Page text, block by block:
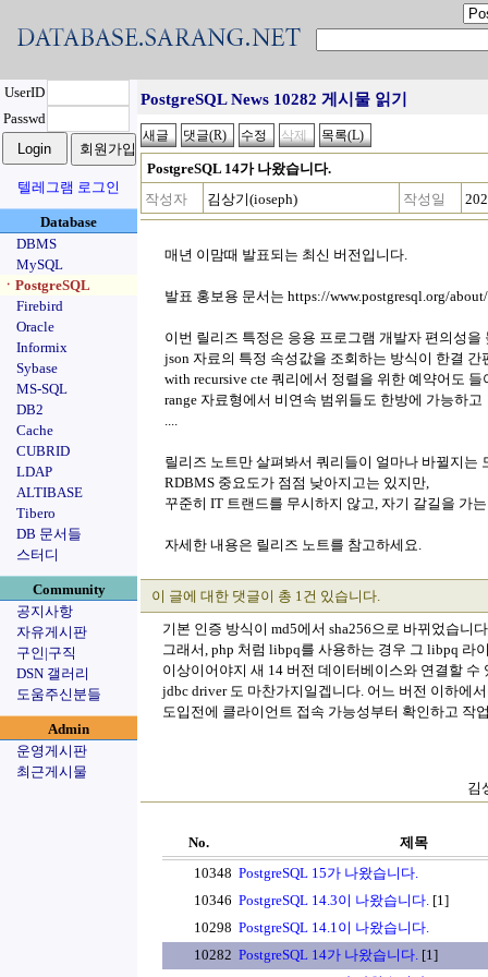
UserID
Passwd
텔레그램 로그인
Database
DBMS
MySQL
ㆍPostgreSQL
Firebird
Oracle
Informix
Sybase
MS-SQL
DB2
Cache
CUBRID
LDAP
ALTIBASE
Tibero
DB 문서들
스터디
Community
공지사항
자유게시판
구인|구직
DSN 갤러리
도움주신분들
Admin
운영게시판
최근게시물
PostgreSQL News 10282 게시물 읽기
PostgreSQL 14가 나왔습니다.
작성자
김상기(ioseph) 작성일
매년 이맘때 발표되는 최신 버전입니다.
발표 홍보용 문서는 https://www.postgresql.org/
이번 릴리즈 특정은 응용 프로그램 개발자 편의성
json 자료의 특정 속성값을 조회하는 방식이 한결
with recursive cte 쿼리에서 정렬을 위한 예약어도
range 자료형에서 비연속 범위들도 한방에 가능하고
....
릴리즈 노트만 살펴봐서 쿼리들이 얼마나 바뀔지는
RDBMS 중요도가 점점 낮아지고는 있지만,
꾸준히 IT 트랜드를 무시하지 않고, 자기 갈길을 가
자세한 내용은 릴리즈 노트를 참고하세요.
이 글에 대한 댓글이 총 1건 있습니다.
기본 인증 방식이 md5에서 sha256으로 바뀌었습니
그래서, php 처럼 libpq를 사용하는 경우 그 libpq 라
이상이어야지 새 14 버전 데이터베이스와 연결할 수
jdbc driver 도 마찬가지일겝니다. 어느 버전 이하에
도입전에 클라이언트 접속 가능성부터 확인하고 작
김
No.
제목
10348 PostgreSQL 15가 나왔습니다.
10346 PostgreSQL 14.3이 나왔습니다. [1]
10298 PostgreSQL 14.1이 나왔습니다.
10282 PostgreSQL 14가 나왔습니다. [1]